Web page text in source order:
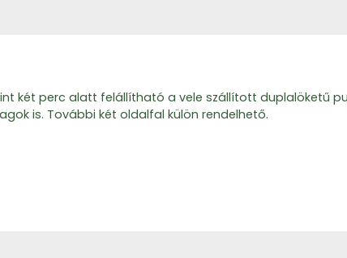
két perc alatt felállítható a vele szállított duplalöketű
is. További két oldalfal külön rendelhető.